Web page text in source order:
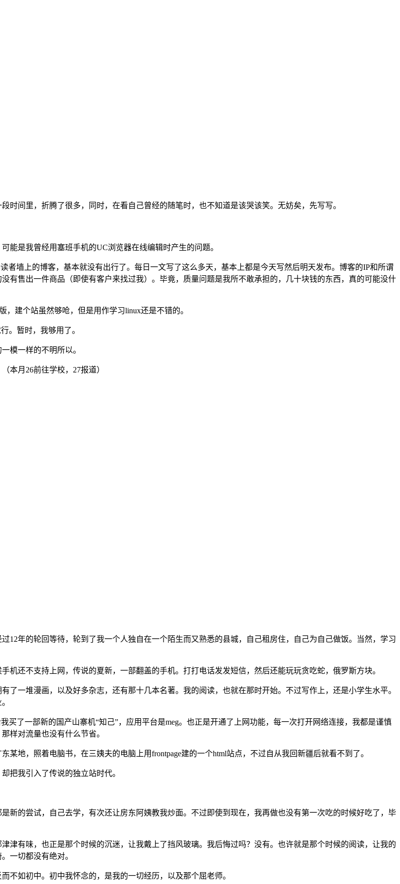
时间里，折腾了很多，同时，在看自己曾经的随笔时，也不知道是该哭该笑。无妨矣，先写写。
能是我曾经用塞班手机的UC浏览器在线编辑时产生的问题。
者墙上的博客，基本就没有出行了。每日一文写了这么多天，基本上都是今天写然后明天发布。博客的IP和所谓
有售出一件商品（即使有客户来找过我）。毕竟，质量问题是我所不敢承担的，几十块钱的东西，真的可能没什
建个站虽然够呛，但是用作学习linux还是不错的。
。暂时，我够用了。
模一样的不明所以。
本月26前往学校，27报道）
12年的轮回等待，轮到了我一个人独自在一个陌生而又熟悉的县城，自己租房住，自己为自己做饭。当然，学习
机还不支持上网，传说的夏新，一部翻盖的手机。打打电话发发短信，然后还能玩玩贪吃蛇，俄罗斯方块。
了一堆漫画，以及好多杂志，还有那十几本名著。我的阅读，也就在那时开始。不过写作上，还是小学生水平。
买了一部新的国产山寨机“知己”，应用平台是meg。也正是开通了上网功能，每一次打开网络连接，我都是谨慎
样对流量也没有什么节省。
地，照着电脑书，在三姨夫的电脑上用frontpage建的一个html站点，不过自从我回新疆后就看不到了。
把我引入了传说的独立站时代。
新的尝试，自己去学，有次还让房东阿姨教我炒面。不过即使到现在，我再做也没有第一次吃的时候好吃了，毕
津有味，也正是那个时候的沉迷，让我戴上了挡风玻璃。我后悔过吗？没有。也许就是那个时候的阅读，让我的
一切都没有绝对。
不如初中。初中我怀念的，是我的一切经历，以及那个屈老师。